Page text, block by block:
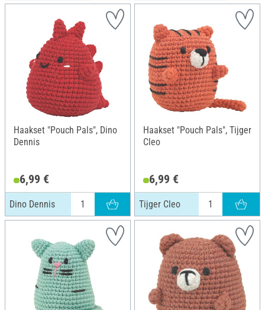
Haakset "Pouch Pals", Dino
Dennis
6,99 €
Dino Dennis
Haakset "Pouch Pals", Tijger
Cleo
6,99 €
Tijger Cleo